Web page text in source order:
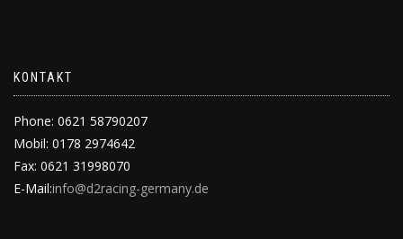
KONTAKT
Phone: 0621 58790207
Mobil: 0178 2974642
Fax: 0621 31998070
E-Mail:info@d2racing-germany.de